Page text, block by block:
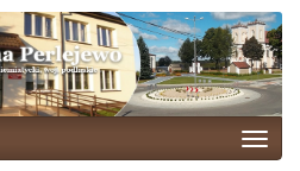
Toggle